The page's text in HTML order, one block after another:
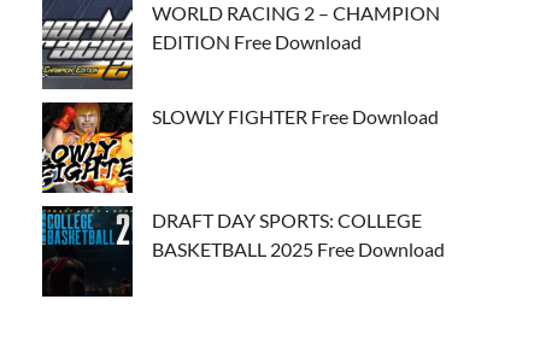
WORLD RACING 2 – CHAMPION
EDITION Free Download
SLOWLY FIGHTER Free Download
DRAFT DAY SPORTS: COLLEGE
BASKETBALL 2025 Free Download